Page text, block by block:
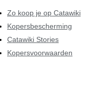
Zo koop je op Catawiki
Kopersbescherming
Catawiki Stories
Kopersvoorwaarden